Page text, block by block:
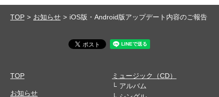
TOP お知らせ iOS版・Android版アップデート内容のご報告
TOP
お知らせ
ミュージック（CD）
アルバム